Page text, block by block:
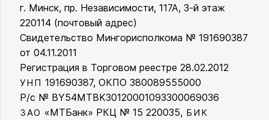
г. Минск, пр. Независимости, 117А, 3-й этаж
220114 (почтовый адрес)
Свидетельство Мингорисполкома № 191690387
от 04.11.2011
Регистрация в Торговом реестре 28.02.2012
УНП 191690387, ОКПО 380089555000
Р/с № BY54MTBK30120001093300069036
ЗАО «МТБанк» РКЦ № 15 220035, БИК